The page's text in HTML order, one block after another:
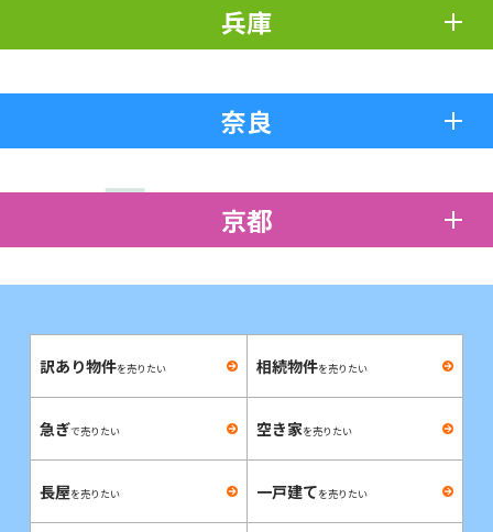
兵庫
奈良
京都
訳あり物件を売りたい 相続物件を売りたい
急ぎで売りたい 空き家を売りたい
長屋を売りたい 一戸建てを売りたい